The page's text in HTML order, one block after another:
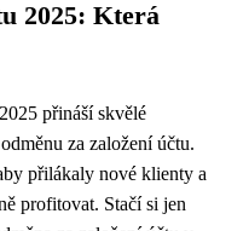
2025: Která
přináší skvělé
za založení účtu.
přilákaly nové klienty a
profitovat. Stačí si jen